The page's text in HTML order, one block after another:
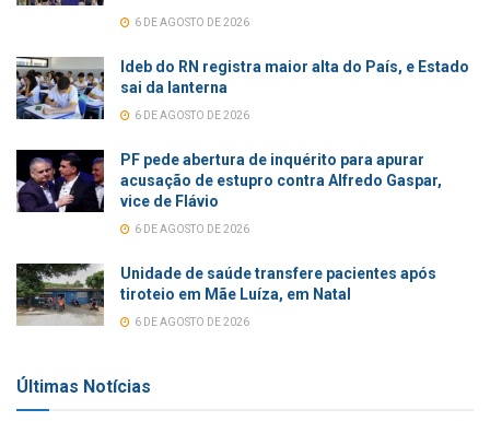
6 DE AGOSTO DE 2026
Ideb do RN registra maior alta do País, e Estado
sai da lanterna
6 DE AGOSTO DE 2026
PF pede abertura de inquérito para apurar
acusação de estupro contra Alfredo Gaspar,
vice de Flávio
6 DE AGOSTO DE 2026
Unidade de saúde transfere pacientes após
tiroteio em Mãe Luíza, em Natal
6 DE AGOSTO DE 2026
Últimas Notícias